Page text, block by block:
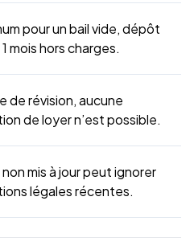
pour un bail vide, dépôt
mois hors charges.
de révision, aucune
de loyer n’est possible.
mis à jour peut ignorer
légales récentes.